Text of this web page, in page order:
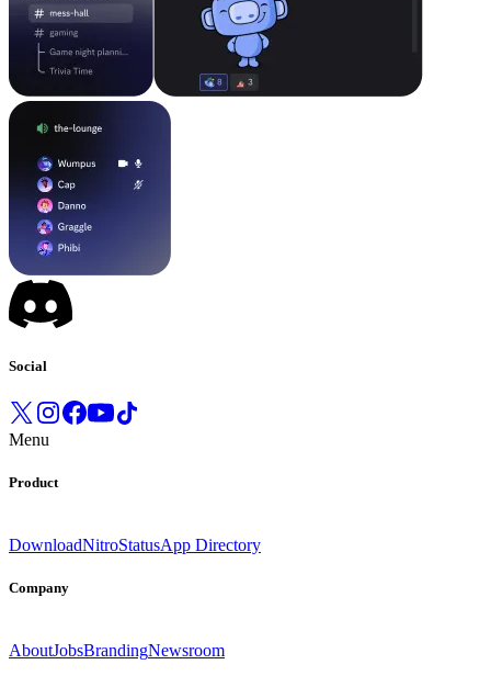
Social
Menu
Product
DownloadNitroStatusApp Directory
Company
AboutJobsBrandingNewsroom